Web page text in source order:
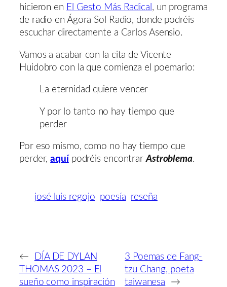
hicieron en El Gesto Más Radical , un programa
de radio en Ágora Sol Radio, donde podréis
escuchar directamente a Carlos Asensio.
Vamos a acabar con la cita de Vicente
Huidobro con la que comienza el poemario:
La eternidad quiere vencer
Y por lo tanto no hay tiempo que
perder
Por eso mismo, como no hay tiempo que
perder,aquípodréis encontrarAstroblema.
josé luis regojo poesía reseña
←
DÍA DE DYLAN
THOMAS 2023 – El
sueño como inspiración
3 Poemas de Fang-
tzu Chang, poeta
taiwanesa
→